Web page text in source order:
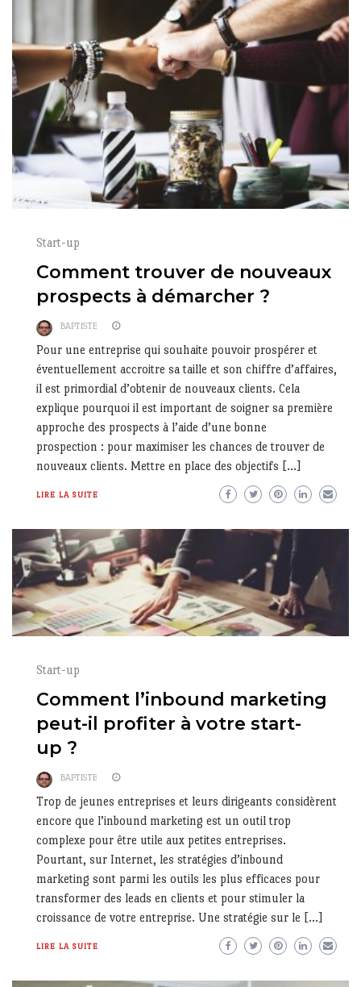
Start-up
Comment trouver de nouveaux
prospects à démarcher ?
BAPTISTE
Pour une entreprise qui souhaite pouvoir prospérer et
éventuellement accroitre sa taille et son chiffre d’affaires,
il est primordial d’obtenir de nouveaux clients. Cela
explique pourquoi il est important de soigner sa première
approche des prospects à l’aide d’une bonne
prospection : pour maximiser les chances de trouver de
nouveaux clients. Mettre en place des objectifs […]
LIRE LA SUITE
Start-up
Comment l’inbound marketing
peut-il profiter à votre start-
up ?
BAPTISTE
Trop de jeunes entreprises et leurs dirigeants considèrent
encore que l’inbound marketing est un outil trop
complexe pour être utile aux petites entreprises.
Pourtant, sur Internet, les stratégies d’inbound
marketing sont parmi les outils les plus efficaces pour
transformer des leads en clients et pour stimuler la
croissance de votre entreprise. Une stratégie sur le […]
LIRE LA SUITE